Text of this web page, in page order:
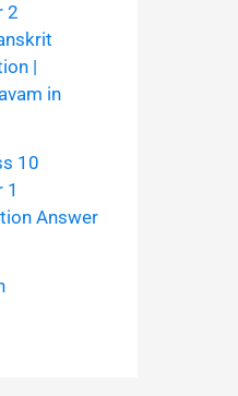
2
|
in
10
1
Answer